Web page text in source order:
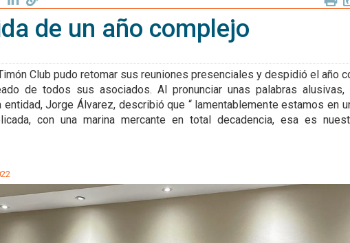
de un año complejo
Club pudo retomar sus reuniones presenciales y despidió el año
de todos sus asociados. Al pronunciar unas palabras alusivas,
Jorge Álvarez, describió que “ lamentablemente estamos en
con una marina mercante en total decadencia, esa es